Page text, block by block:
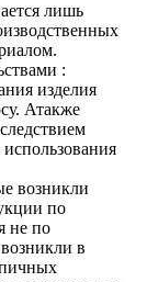
лишь
:
изделия
Атакже
использования
возникли
по
не по
в